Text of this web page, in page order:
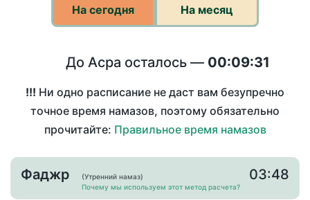
На сегодня На месяц
До Асра осталось — 00:09:31
!!! Ни одно расписание не даст вам безупречно
точное время намазов, поэтому обязательно
прочитайте: Правильное время намазов
Фаджр
(Утренний намаз)
Почему мы используем этот метод расчета?
03:48